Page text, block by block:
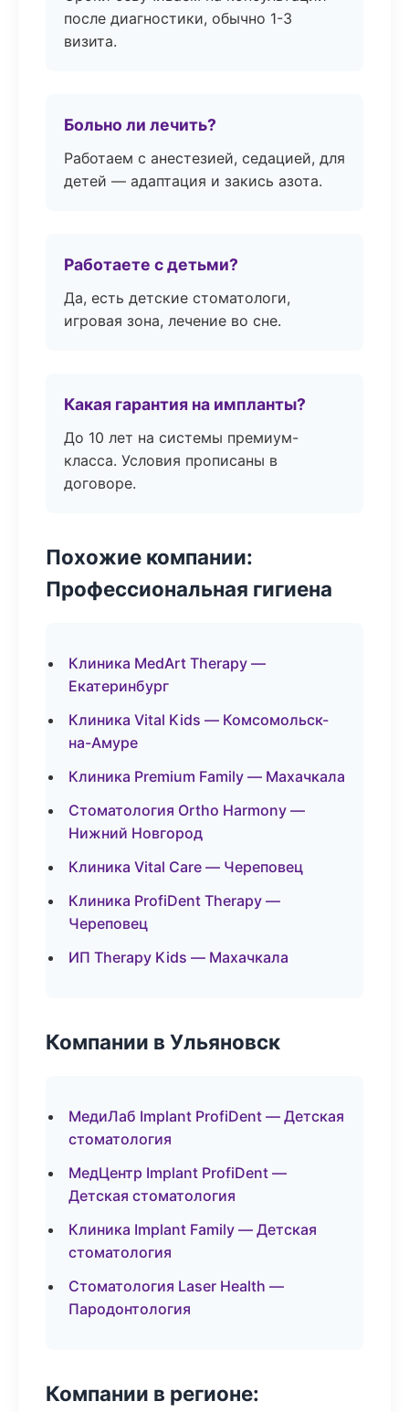
после диагностики, обычно 1-3
визита.
Больно ли лечить?
Работаем с анестезией, седацией, для
детей — адаптация и закись азота.
Работаете с детьми?
Да, есть детские стоматологи,
игровая зона, лечение во сне.
Какая гарантия на импланты?
До 10 лет на системы премиум-
класса. Условия прописаны в
договоре.
Похожие компании:
Профессиональная гигиена
Клиника MedArt Therapy —
Екатеринбург
Клиника Vital Kids — Комсомольск-
на-Амуре
Клиника Premium Family — Махачкала
Стоматология Ortho Harmony —
Нижний Новгород
Клиника Vital Care — Череповец
Клиника ProfiDent Therapy —
Череповец
ИП Therapy Kids — Махачкала
Компании в Ульяновск
МедиЛаб Implant ProfiDent — Детская
стоматология
МедЦентр Implant ProfiDent —
Детская стоматология
Клиника Implant Family — Детская
стоматология
Стоматология Laser Health —
Пародонтология
Компании в регионе: